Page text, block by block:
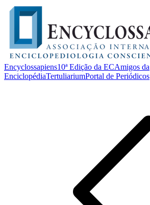
Encyclossapiens10ª Edição da ECAmigos da
EnciclopédiaTertuliariumPortal de Periódicos